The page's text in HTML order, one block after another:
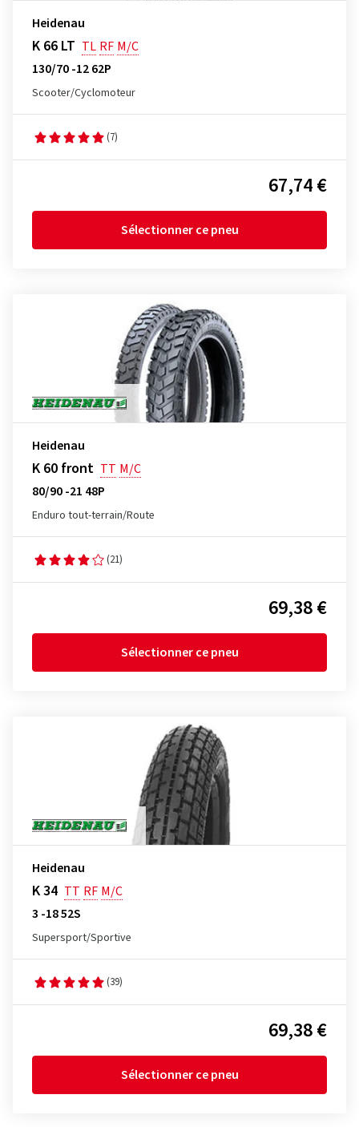
Heidenau
K 66 LT TL RF M/C
130/70 -12 62P
Scooter/Cyclomoteur
(7)
67,74 €
Sélectionner ce pneu
Heidenau
K 60 front TT M/C
80/90 -21 48P
Enduro tout-terrain/Route
(21)
69,38 €
Sélectionner ce pneu
Heidenau
K 34 TT RF M/C
3 -18 52S
Supersport/Sportive
(39)
69,38 €
Sélectionner ce pneu